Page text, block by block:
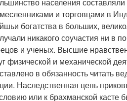
и торговцами в
богатства в больших,
никакого соучастия ни в
и ученых. Высшие
физической и механической
в обязанность читать
Наследственная цепь
или к брахманской касте